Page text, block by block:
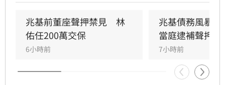
兆基前董座聲押禁見　林
佑任200萬交保
6小時前
兆基債務風暴
當庭逮補聲押禁
7小時前